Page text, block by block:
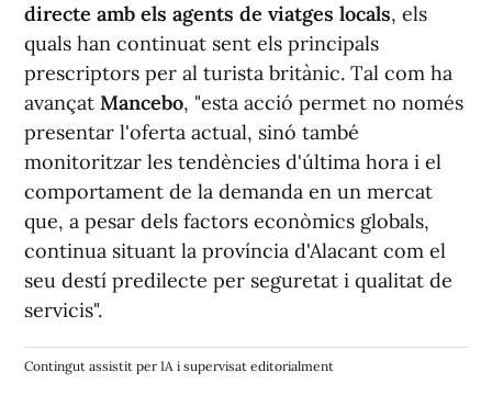
directe amb els agents de viatges locals, els
quals han continuat sent els principals
prescriptors per al turista britànic. Tal com ha
avançat Mancebo, "esta acció permet no només
presentar l'oferta actual, sinó també
monitoritzar les tendències d'última hora i el
comportament de la demanda en un mercat
que, a pesar dels factors econòmics globals,
continua situant la província d'Alacant com el
seu destí predilecte per seguretat i qualitat de
servicis".
Contingut assistit per IA i supervisat editorialment